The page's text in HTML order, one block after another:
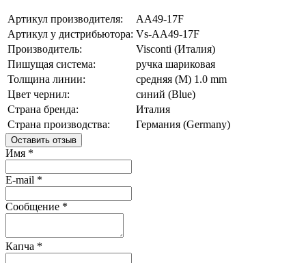
Артикул производителя:
AA49-17F
Артикул у дистрибьютора: Vs-AA49-17F
Производитель:
Visconti (Италия)
Пишущая система:
ручка шариковая
Толщина линии:
средняя (M) 1.0 mm
Цвет чернил:
синий (Blue)
Страна бренда:
Италия
Страна производства:
Германия (Germany)
Оставить отзыв
Имя *
E-mail *
Сообщение *
Капча *